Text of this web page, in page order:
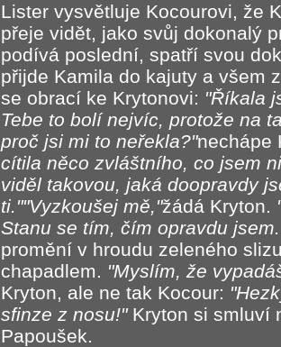
Lister vysvětluje Kocourovi, že
přeje vidět, jako svůj dokonalý
podívá poslední, spatří svou
přijde Kamila do kajuty a všem
se obrací ke Krytonovi: "Říkala
Tebe to bolí nejvíc, protože na
proč jsi mi to neřekla?"nechápe
cítila něco zvláštního, co jsem
viděl takovou, jaká doopravdy
ti.""Vyzkoušej mě,"žádá Kryton.
Stanu se tím, čím opravdu
promění v hroudu zeleného
chapadlem. "Myslím, že
Kryton, ale ne tak Kocour:
sfinze z nosu!"Kryton si smluví
Papoušek.